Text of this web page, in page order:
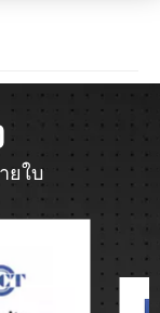
ยใบ